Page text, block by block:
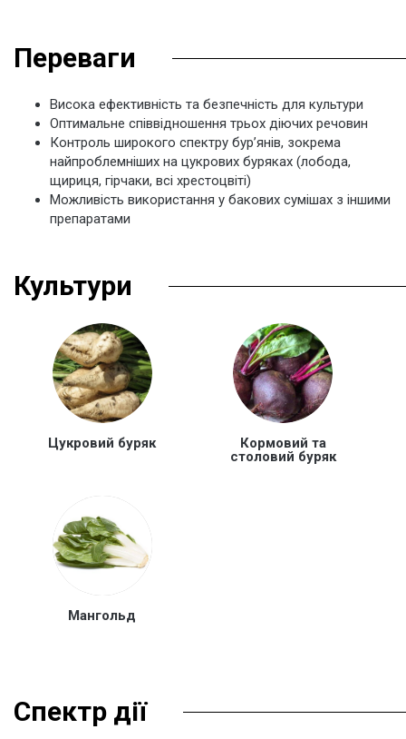
Переваги
Висока ефективність та безпечність для культури
Оптимальне співвідношення трьох діючих речовин
Контроль широкого спектру бур’янів, зокрема
найпроблемніших на цукрових буряках (лобода,
щириця, гірчаки, всі хрестоцвіті)
Можливість використання у бакових сумішах з іншими
препаратами
Культури
Цукровий буряк
Кормовий та
столовий буряк
Мангольд
Спектр дії